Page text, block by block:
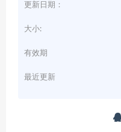
更新日期：
大小:
有效期
最近更新